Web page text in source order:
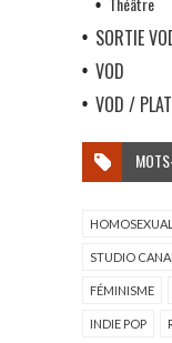
SORTIE
VOD
VOD /
STUDIO CANAL
FÉMINISME
INDIE POP